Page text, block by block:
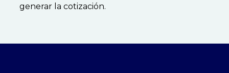
generar la cotización.